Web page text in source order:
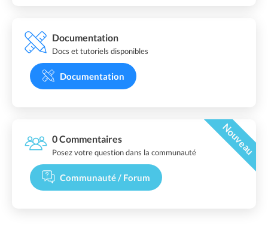
Documentation
Docs et tutoriels disponibles
Documentation
0 Commentaires Nouveau
Posez votre question dans la communauté
Communauté / Forum